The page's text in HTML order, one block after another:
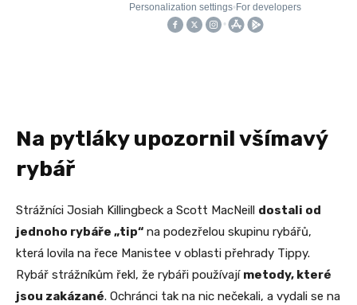
Na pytláky upozornil všímavý
rybář
Strážníci Josiah Killingbeck a Scott MacNeill dostali od
jednoho rybáře „tip“ na podezřelou skupinu rybářů,
která lovila na řece Manistee v oblasti přehrady Tippy.
Rybář strážníkům řekl, že rybáři používají metody, které
jsou zakázané. Ochránci tak na nic nečekali, a vydali se na